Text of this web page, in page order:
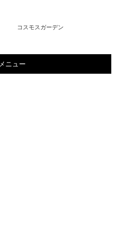
コスモスガーデン
メニュー